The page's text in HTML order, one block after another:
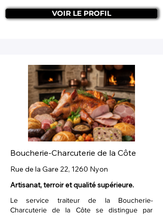
des repas préparés de manière responsable,
mettant en valeur lescircuits courtset le
VOIR LE PROFIL
Boucherie-Charcuterie de la Côte
Rue de la Gare 22, 1260 Nyon
Artisanat, terroir et qualité supérieure.
Le service traiteur de la Boucherie-
Charcuterie de la Côte se distingue par